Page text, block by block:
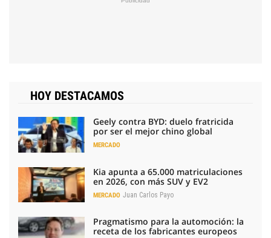
HOY DESTACAMOS
Geely contra BYD: duelo fratricida
por ser el mejor chino global
MERCADO
Kia apunta a 65.000 matriculaciones
en 2026, con más SUV y EV2
MERCADO Juan Carlos Payo
Pragmatismo para la automoción: la
receta de los fabricantes europeos